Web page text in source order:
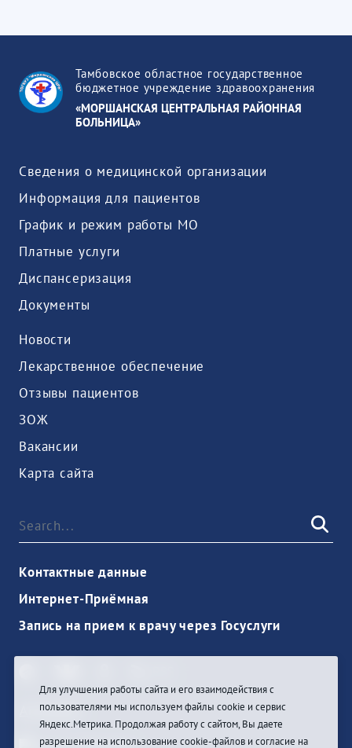
Тамбовское областное государственное
бюджетное учреждение здравоохранения
«МОРШАНСКАЯ ЦЕНТРАЛЬНАЯ РАЙОННАЯ
БОЛЬНИЦА»
Сведения о медицинской организации
Информация для пациентов
График и режим работы МО
Платные услуги
Диспансеризация
Документы
Новости
Лекарственное обеспечение
Отзывы пациентов
ЗОЖ
Вакансии
Карта сайта
Контактные данные
Интернет-Приёмная
Запись на прием к врачу через Госуслуги
Anmelden
Для улучшения работы сайта и его взаимодействия с
пользователями мы используем файлы cookie и сервис
Яндекс.Метрика. Продолжая работу с сайтом, Вы даете
разрешение на использование cookie-файлов и согласие на